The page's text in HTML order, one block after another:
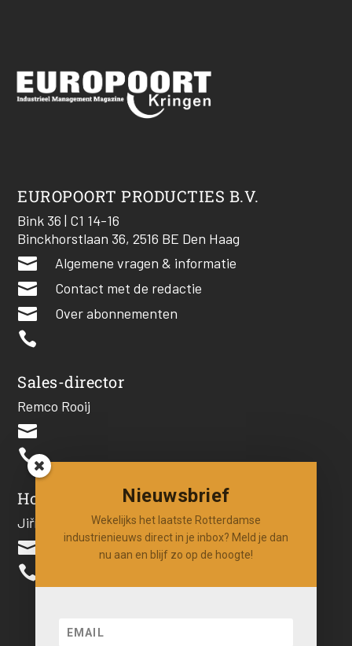
EUROPOORT PRODUCTIES B.V.
Bink 36 | C1 14-16
Binckhorstlaan 36, 2516 BE Den Haag
 Algemene vragen & informatie
 Contact met de redactie
 Over abonnementen

Sales-director
Remco Rooij


Hoofdredacteur
Jiří Hartog


Nieuwsbrief
Wekelijks het laatste Rotterdamse
industrienieuws direct in je inbox? Meld je dan
nu aan en blijf zo op de hoogte!